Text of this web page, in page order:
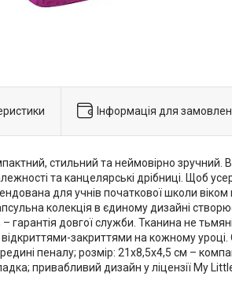
Інформація для
стильний та неймовірно зручний.
та канцелярські дрібниці. Щоб
для учнів початкової школи віком
колекція в єдиному дизайні
– гарантія довгої служби. Тканина не
закриттями на кожному
пеналу; розмір: 21x8,5x4,5 см –
привабливий дизайн у ліцензії My